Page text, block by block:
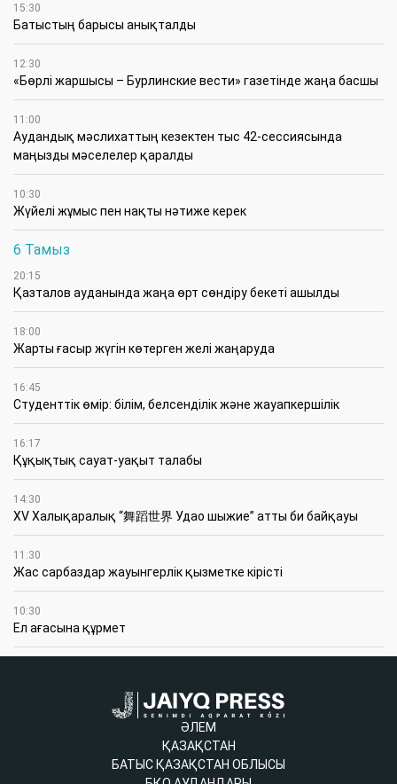
15:30
Батыстың барысы анықталды
12:30
«Бөрлі жаршысы – Бурлинские вести» газетінде жаңа басшы
11:00
Аудандық мәслихаттың кезектен тыс 42-сессиясында
маңызды мәселелер қаралды
10:30
Жүйелі жұмыс пен нақты нәтиже керек
6 Тамыз
20:15
Қазталов ауданында жаңа өрт сөндіру бекеті ашылды
18:00
Жарты ғасыр жүгін көтерген желі жаңаруда
16:45
Студенттік өмір: білім, белсенділік және жауапкершілік
16:17
Құқықтық сауат-уақыт талабы
14:30
XV Халықаралық “舞蹈世界 Удао шыжие” атты би байқауы
11:30
Жас сарбаздар жауынгерлік қызметке кірісті
10:30
Ел ағасына құрмет
ӘЛЕМ
ҚАЗАҚСТАН
БАТЫС ҚАЗАҚСТАН ОБЛЫСЫ